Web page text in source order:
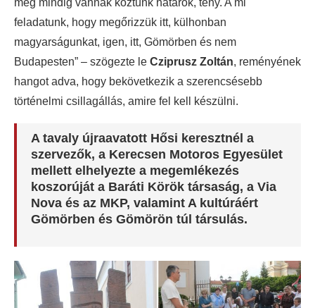
még mindig vannak köztünk határok, tény. A mi
feladatunk, hogy megőrizzük itt, külhonban
magyarságunkat, igen, itt, Gömörben és nem
Budapesten” – szögezte le Cziprusz Zoltán, reményének
hangot adva, hogy bekövetkezik a szerencsésebb
történelmi csillagállás, amire fel kell készülni.
A tavaly újraavatott Hősi keresztnél a
szervezők, a Kerecsen Motoros Egyesület
mellett elhelyezte a megemlékezés
koszorúját a Baráti Körök társaság, a Via
Nova és az MKP, valamint A kultúráért
Gömörben és Gömörön túl társulás.